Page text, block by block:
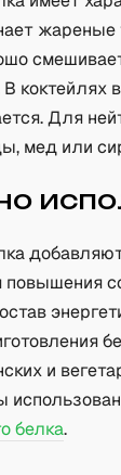
коктейлях
Для
мед или
и
белка.